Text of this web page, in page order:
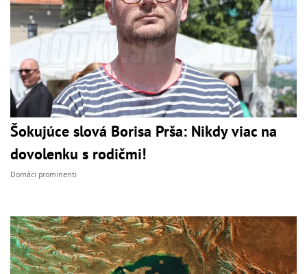
Šokujúce slová Borisa Prša: Nikdy viac na
dovolenku s rodičmi!
Domáci prominenti